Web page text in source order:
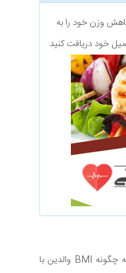
کاهش وزن خود را به
خود دریافت کنید
او گفت: "ما علاقه مند بودیم که چگونه BMI والدین با